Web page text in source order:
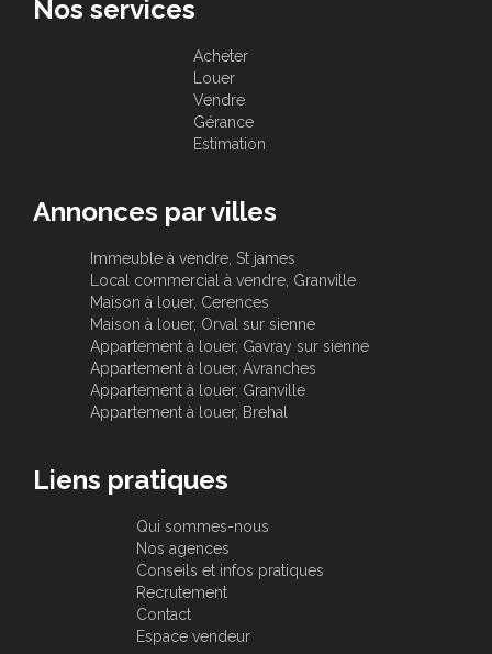
Nos services
Acheter
Louer
Vendre
Gérance
Estimation
Annonces par villes
Immeuble à vendre, St james
Local commercial à vendre, Granville
Maison à louer, Cerences
Maison à louer, Orval sur sienne
Appartement à louer, Gavray sur sienne
Appartement à louer, Avranches
Appartement à louer, Granville
Appartement à louer, Brehal
Liens pratiques
Qui sommes-nous
Nos agences
Conseils et infos pratiques
Recrutement
Contact
Espace vendeur